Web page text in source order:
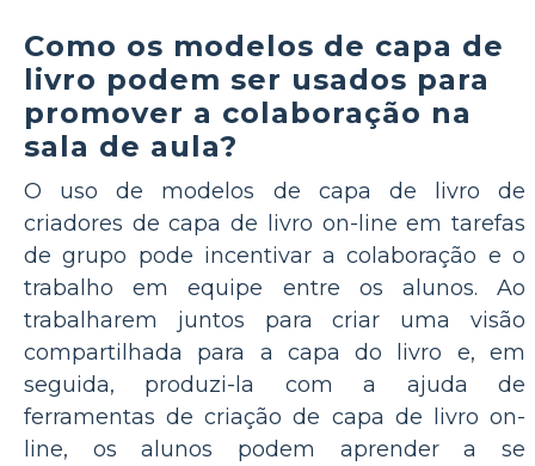
Como os modelos de capa de
livro podem ser usados para
promover a colaboração na
sala de aula?
O uso de modelos de capa de livro de
criadores de capa de livro on-line em tarefas
de grupo pode incentivar a colaboração e o
trabalho em equipe entre os alunos. Ao
trabalharem juntos para criar uma visão
compartilhada para a capa do livro e, em
seguida, produzi-la com a ajuda de
ferramentas de criação de capa de livro on-
line, os alunos podem aprender a se